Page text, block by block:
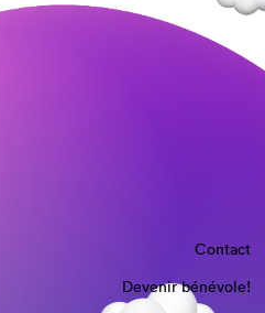
Contact
Devenir bénévole!